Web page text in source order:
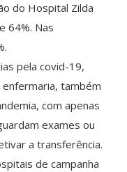
do Hospital Zilda
64%. Nas
pela covid-19,
também
com apenas
exames ou
a transferência.
de campanha